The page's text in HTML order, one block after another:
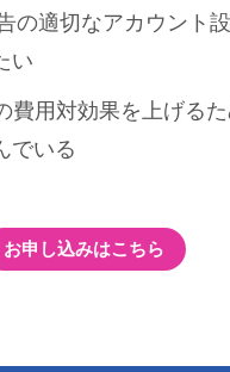
の適切なアカウント
い
費用対効果を上げる
でいる
お申し込みはこちら